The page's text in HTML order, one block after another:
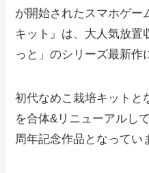
が開始されたスマホゲー
キット』は、大人気放置
っと」のシリーズ最新作
初代なめこ栽培キットと
を合体&リニューアルし
周年記念作品となってい